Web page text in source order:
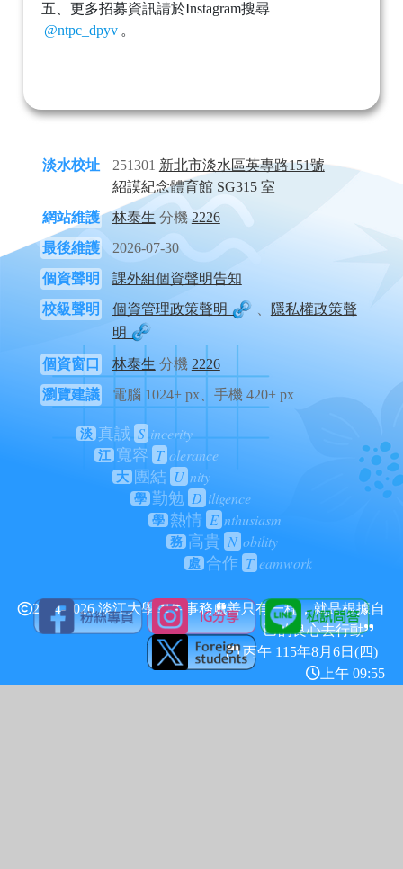
五、更多招募資訊請於Instagram搜尋
@ntpc_dpyv 。
淡水校址 251301 新北市淡水區英專路151號
紹謨紀念體育館 SG315 室
網站維護
林泰生 分機 2226
最後維護
2026-07-30
個資聲明
課外組個資聲明告知
校級聲明
個資管理政策聲明 、
隱私權政策聲
明
個資窗口 林泰生 分機 2226
瀏覽建議
電腦 1024+ px、手機 420+ px
淡 真誠 S incerity
江 寬容 T olerance
大 團結 U nity
學 勤勉 D iligence
學 熱情 E nthusiasm
務 高貴 N obility
處 合作 T eamwork
2024-2026 淡江大學學生事務處善只有一種，就是根據自
己的良心去行動
丙午 115年8月6日(四)
上午 09:55